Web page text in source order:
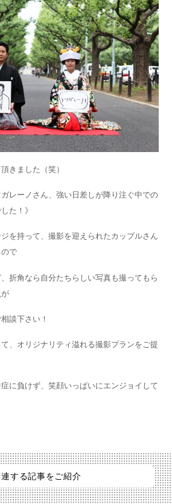
きました（笑）
ガレーノさん、強い日差しが降り注ぐ中での
た！》
を持って、撮影を迎えられたカップルさん
で
折角なら自分たちらしい写真も撮ってもら
談下さい！
、オリジナリティ溢れる撮影プランをご提
に負けず、笑顔いっぱいにエンジョイして
連する記事をご紹介